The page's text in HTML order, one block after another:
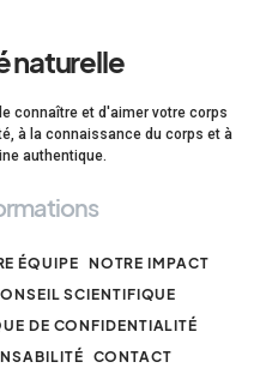
naturelle
connaître et d'aimer votre corps
à la connaissance du corps et à
authentique.
ÉQUIPE NOTRE IMPACT
SCIENTIFIQUE
DE CONFIDENTIALITÉ
CONTACT